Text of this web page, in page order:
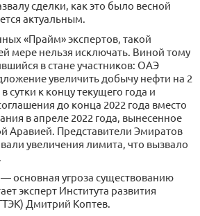
сделки, как это было весной
актуальным.
«Прайм» экспертов, такой
мере нельзя исключать. Виной тому
в стане участников: ОАЭ
увеличить добычу нефти на 2
сутки к концу текущего года и
до конца 2022 года вместо
в апреле 2022 года, вынесенное
Аравией. Представители Эмиратов
увеличения лимита, что вызвало
основная угроза существованию
эксперт Института развития
Дмитрий Коптев.